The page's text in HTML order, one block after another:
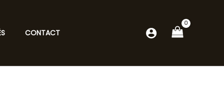
CONTACT